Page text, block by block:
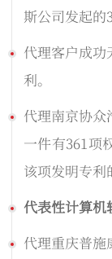
斯公司发起的
代理客户成
利。
代理南京协
一件有361项
该项发明专利
代表性计算机
代理重庆普